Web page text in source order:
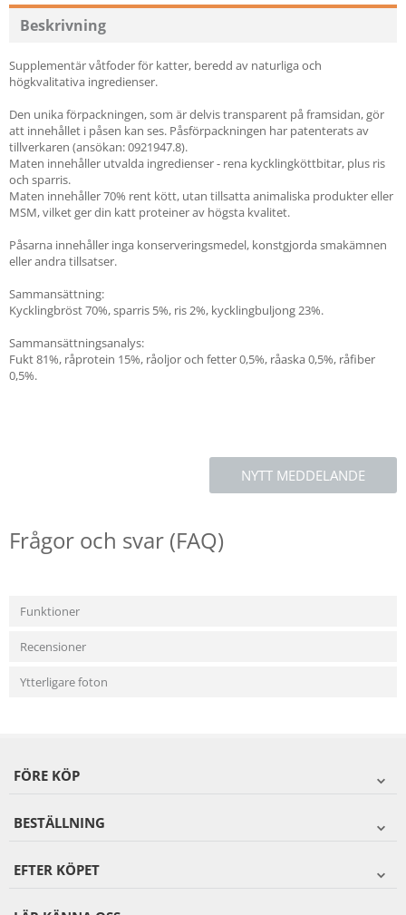
Beskrivning
Supplementär våtfoder för katter, beredd av naturliga och
högkvalitativa ingredienser.
Den unika förpackningen, som är delvis transparent på framsidan, gör
att innehållet i påsen kan ses. Påsförpackningen har patenterats av
tillverkaren (ansökan: 0921947.8).
Maten innehåller utvalda ingredienser - rena kycklingköttbitar, plus ris
och sparris.
Maten innehåller 70% rent kött, utan tillsatta animaliska produkter eller
MSM, vilket ger din katt proteiner av högsta kvalitet.
Påsarna innehåller inga konserveringsmedel, konstgjorda smakämnen
eller andra tillsatser.
Sammansättning:
Kycklingbröst 70%, sparris 5%, ris 2%, kycklingbuljong 23%.
Sammansättningsanalys:
Fukt 81%, råprotein 15%, råoljor och fetter 0,5%, råaska 0,5%, råfiber
0,5%.
NYTT MEDDELANDE
Frågor och svar (FAQ)
Funktioner
Recensioner
Ytterligare foton
FÖRE KÖP
BESTÄLLNING
EFTER KÖPET